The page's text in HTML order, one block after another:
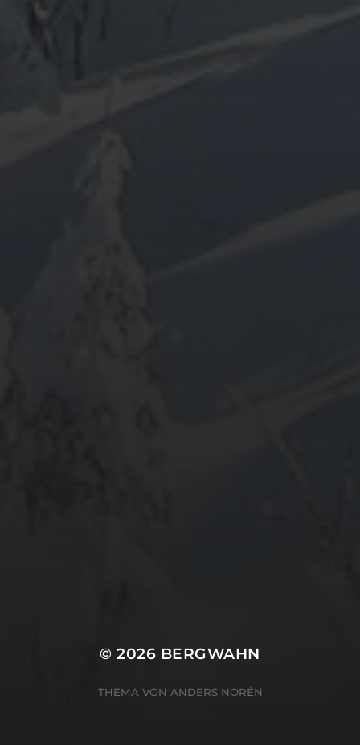
© 2026 BERGWAHN
THEMA VON ANDERS NORÉN